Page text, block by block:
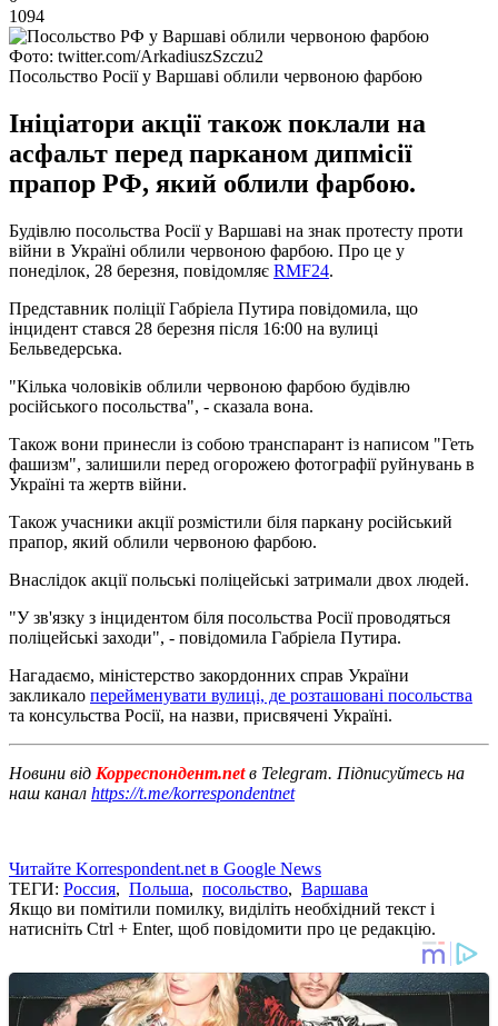
1094
Фото: twitter.com/ArkadiuszSzczu2
Посольство Росії у Варшаві облили червоною фарбою
Ініціатори акції також поклали на
асфальт перед парканом дипмісії
прапор РФ, який облили фарбою.
Будівлю посольства Росії у Варшаві на знак протесту проти
війни в Україні облили червоною фарбою. Про це у
понеділок, 28 березня, повідомляє RMF24.
Представник поліції Габріела Путира повідомила, що
інцидент стався 28 березня після 16:00 на вулиці
Бельведерська.
"Кілька чоловіків облили червоною фарбою будівлю
російського посольства", - сказала вона.
Також вони принесли із собою транспарант із написом "Геть
фашизм", залишили перед огорожею фотографії руйнувань в
Україні та жертв війни.
Також учасники акції розмістили біля паркану російський
прапор, який облили червоною фарбою.
Внаслідок акції польські поліцейські затримали двох людей.
"У зв'язку з інцидентом біля посольства Росії проводяться
поліцейські заходи", - повідомила Габріела Путира.
Нагадаємо, міністерство закордонних справ України
закликало перейменувати вулиці, де розташовані посольства
та консульства Росії, на назви, присвячені Україні.
Новини від Корреспондент.netв Telegram. Підписуйтесь на
наш канал https://t.me/korrespondentnet
Читайте Korrespondent.net в Google News
ТЕГИ: Россия, Польша, посольство, Варшава
Якщо ви помітили помилку, виділіть необхідний текст і
натисніть Ctrl + Enter, щоб повідомити про це редакцію.